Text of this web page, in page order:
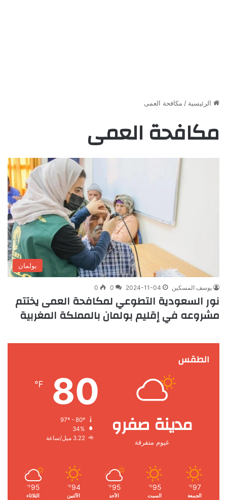
الرئيسية / مكافحة العمى
مكافحة العمى
بولمان
يوسف المسكين 2024-11-04
0
0
نور السعودية التطوعي لمكافحة العمى يختتم
مشروعه في إقليم بولمان بالمملكة المغربية
الطقس
مدينة صفرو
غيوم متفرقة
80
℉
34%
3.22 ميل/ساعة
97
℉
الجمعة
95
℉
السبت
95
℉
الأحد
94
℉
الأثنين
95
℉
الثلاثاء